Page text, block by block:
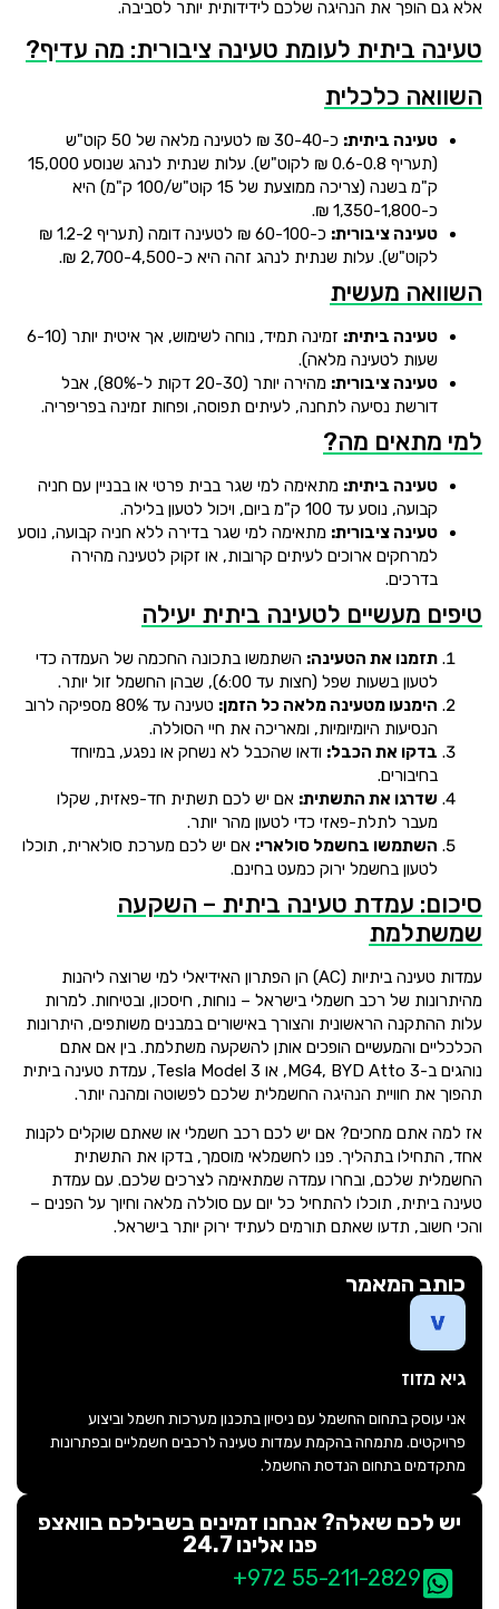
אלא גם הופך את הנהיגה שלכם לידידותית יותר לסביבה.
טעינה ביתית לעומת טעינה ציבורית: מה עדיף?
השוואה כלכלית
טעינה ביתית:
כ-30-40 ₪ לטעינה מלאה של 50 קוט"ש
(תעריף 0.6-0.8 ₪ לקוט"ש). עלות שנתית לנהג שנוסע 15,000
ק"מ בשנה (צריכה ממוצעת של 15 קוט"ש/100 ק"מ) היא
כ-1,350-1,800 ₪.
טעינה ציבורית:
כ-60-100 ₪ לטעינה דומה (תעריף 1.2-2 ₪
לקוט"ש). עלות שנתית לנהג זהה היא כ-2,700-4,500 ₪.
השוואה מעשית
טעינה ביתית:
זמינה תמיד, נוחה לשימוש, אך איטית יותר (6-10
שעות לטעינה מלאה).
טעינה ציבורית:
מהירה יותר (20-30 דקות ל-80%), אבל
דורשת נסיעה לתחנה, לעיתים תפוסה, ופחות זמינה בפריפריה.
למי מתאים מה?
טעינה ביתית: מתאימה למי שגר בבית פרטי או בבניין עם חניה
קבועה, נוסע עד 100 ק"מ ביום, ויכול לטעון בלילה.
טעינה ציבורית: מתאימה למי שגר בדירה ללא חניה קבועה, נוסע
למרחקים ארוכים לעיתים קרובות, או זקוק לטעינה מהירה
בדרכים.
טיפים מעשיים לטעינה ביתית יעילה
תזמנו את הטעינה: השתמשו בתכונה החכמה של העמדה כדי
לטעון בשעות שפל (חצות עד 6:00), שבהן החשמל זול יותר.
הימנעו מטעינה מלאה כל הזמן:
טעינה עד 80% מספיקה לרוב
הנסיעות היומיומיות, ומאריכה את חיי הסוללה.
בדקו את הכבל: ודאו שהכבל לא נשחק או נפגע, במיוחד
בחיבורים.
שדרגו את התשתית: אם יש לכם תשתית חד-פאזית, שקלו
מעבר לתלת-פאזי כדי לטעון מהר יותר.
השתמשו בחשמל סולארי: אם יש לכם מערכת סולארית, תוכלו
לטעון בחשמל ירוק כמעט בחינם.
סיכום: עמדת טעינה ביתית – השקעה
שמשתלמת
עמדות טעינה ביתיות (AC) הן הפתרון האידיאלי למי שרוצה ליהנות
מהיתרונות של רכב חשמלי בישראל – נוחות, חיסכון, ובטיחות. למרות
עלות ההתקנה הראשונית והצורך באישורים במבנים משותפים, היתרונות
הכלכליים והמעשיים הופכים אותן להשקעה משתלמת. בין אם אתם
נוהגים ב-MG4, BYD Atto 3, או Tesla Model 3, עמדת טעינה ביתית
תהפוך את חוויית הנהיגה החשמלית שלכם לפשוטה ומהנה יותר.
אז למה אתם מחכים? אם יש לכם רכב חשמלי או שאתם שוקלים לקנות
אחד, התחילו בתהליך. פנו לחשמלאי מוסמך, בדקו את התשתית
החשמלית שלכם, ובחרו עמדה שמתאימה לצרכים שלכם. עם עמדת
טעינה ביתית, תוכלו להתחיל כל יום עם סוללה מלאה וחיוך על הפנים –
והכי חשוב, תדעו שאתם תורמים לעתיד ירוק יותר בישראל.
כותב המאמר
גיא מזוז
אני עוסק בתחום החשמל עם ניסיון בתכנון מערכות חשמל וביצוע
פרויקטים. מתמחה בהקמת עמדות טעינה לרכבים חשמליים ובפתרונות
מתקדמים בתחום הנדסת החשמל.
יש לכם שאלה? אנחנו זמינים בשבילכם בוואצפ
פנו אלינו 24.7
+972 55-211-2829